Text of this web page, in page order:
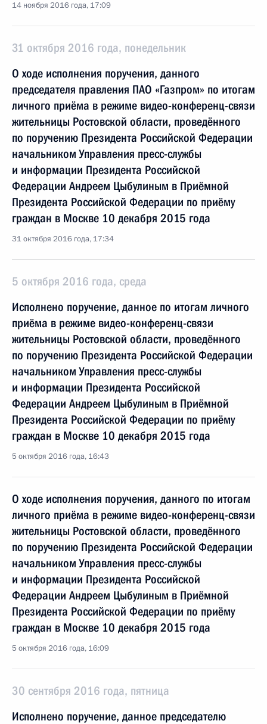
14 ноября 2016 года, 17:09
31 октября 2016 года, понедельник
О ходе исполнения поручения, данного
председателя правления ПАО «Газпром» по итогам
личного приёма в режиме видео-конференц-связи
жительницы Ростовской области, проведённого
по поручению Президента Российской Федерации
начальником Управления пресс-службы
и информации Президента Российской
Федерации Андреем Цыбулиным в Приёмной
Президента Российской Федерации по приёму
граждан в Москве 10 декабря 2015 года
31 октября 2016 года, 17:34
5 октября 2016 года, среда
Исполнено поручение, данное по итогам личного
приёма в режиме видео-конференц-связи
жительницы Ростовской области, проведённого
по поручению Президента Российской Федерации
начальником Управления пресс-службы
и информации Президента Российской
Федерации Андреем Цыбулиным в Приёмной
Президента Российской Федерации по приёму
граждан в Москве 10 декабря 2015 года
5 октября 2016 года, 16:43
О ходе исполнения поручения, данного по итогам
личного приёма в режиме видео-конференц-связи
жительницы Ростовской области, проведённого
по поручению Президента Российской Федерации
начальником Управления пресс-службы
и информации Президента Российской
Федерации Андреем Цыбулиным в Приёмной
Президента Российской Федерации по приёму
граждан в Москве 10 декабря 2015 года
5 октября 2016 года, 16:09
30 сентября 2016 года, пятница
Исполнено поручение, данное председателю